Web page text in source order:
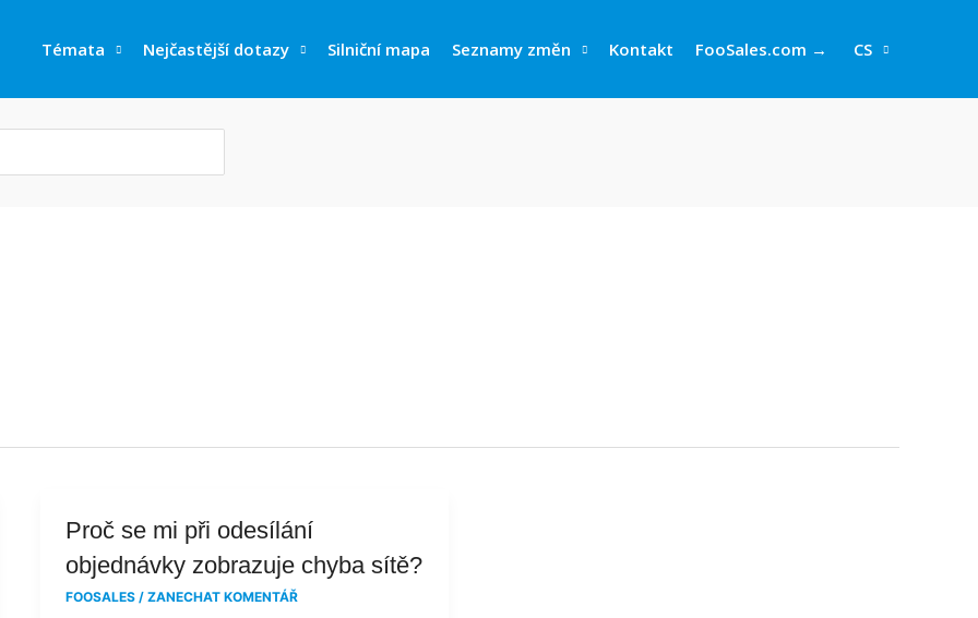
Témata Nejčastější dotazy Silniční mapa Seznamy změn Kontakt FooSales.com → CS
Proč se mi při odesílání
objednávky zobrazuje chyba sítě?
FOOSALES / ZANECHAT KOMENTÁŘ
Proč
se